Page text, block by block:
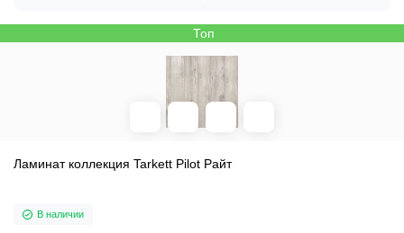
Топ
Ламинат коллекция Tarkett Pilot Райт
В наличии